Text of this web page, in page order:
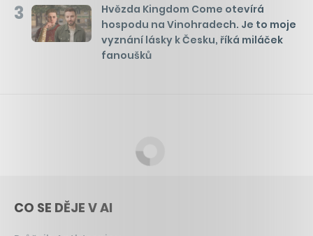
3
Hvězda Kingdom Come otevírá
hospodu na Vinohradech. Je to moje
vyznání lásky k Česku, říká miláček
fanoušků
CO SE DĚJE V AI